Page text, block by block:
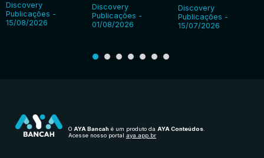
Discovery
Publicações -
15/08/2026
Discovery
Publicações -
01/08/2026
Discovery
Publicações -
15/07/2026
O AYA Bancah é um produto da AYA Conteúdos
Acesse nosso portal aya.app.br